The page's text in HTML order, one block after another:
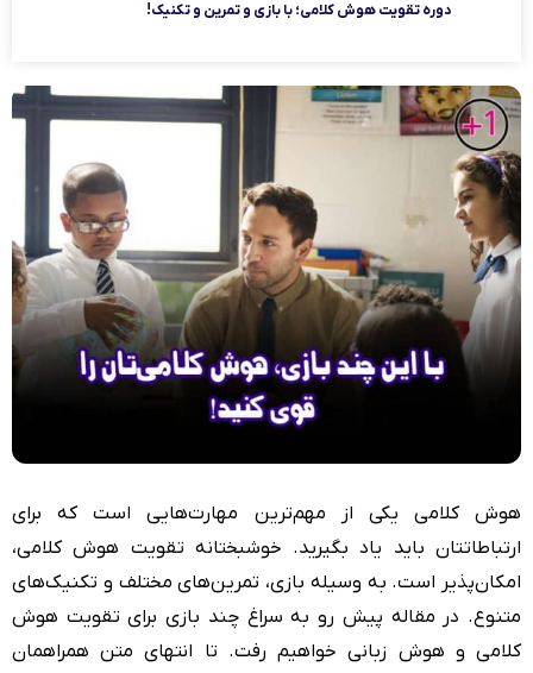
دوره تقویت هوش کلامی؛ با بازی و تمرین و تکنیک!
هوش کلامی یکی از مهم‌ترین مهارت‌هایی است که برای
ارتباطاتتان باید یاد بگیرید. خوشبختانه تقویت هوش کلامی،
امکان‌پذیر است. به وسیله بازی، تمرین‌های مختلف و تکنیک‌های
متنوع. در مقاله پیش رو به سراغ چند بازی برای تقویت هوش
کلامی و هوش زبانی خواهیم رفت. تا انتهای متن همراهمان